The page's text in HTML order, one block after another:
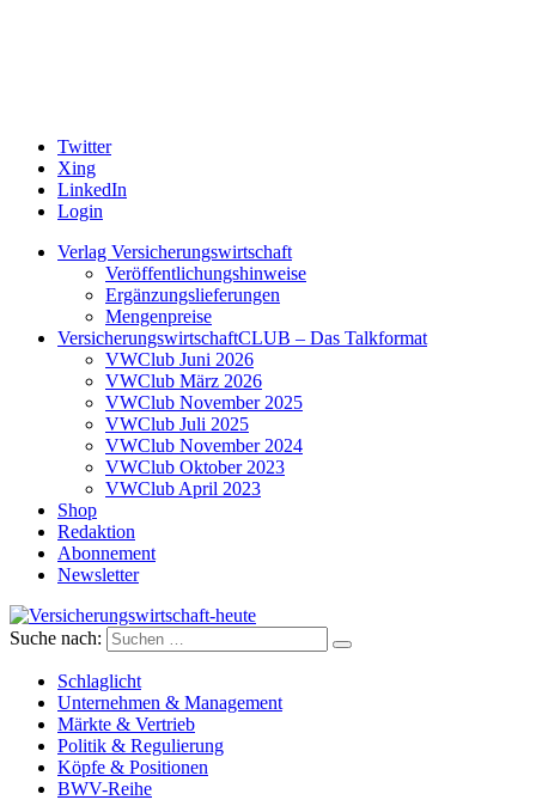
Twitter
Xing
LinkedIn
Login
Verlag Versicherungswirtschaft
Veröffentlichungshinweise
Ergänzungslieferungen
Mengenpreise
VersicherungswirtschaftCLUB – Das Talkformat
VWClub Juni 2026
VWClub März 2026
VWClub November 2025
VWClub Juli 2025
VWClub November 2024
VWClub Oktober 2023
VWClub April 2023
Shop
Redaktion
Abonnement
Newsletter
Versicherungswirtschaft-heute
Suche nach:
Schlaglicht
Unternehmen & Management
Märkte & Vertrieb
Politik & Regulierung
Köpfe & Positionen
BWV-Reihe